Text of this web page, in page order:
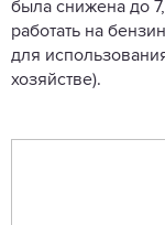
была снижена до
работать на
для
хозяйстве).